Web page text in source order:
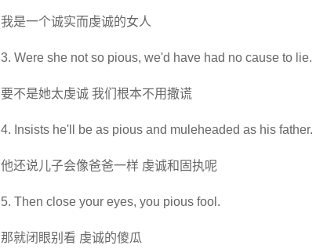
我是一个诚实而虔诚的女人
3. Were she not so pious, we'd have had no cause to lie.
要不是她太虔诚 我们根本不用撒谎
4. Insists he'll be as pious and muleheaded as his father.
他还说儿子会像爸爸一样 虔诚和固执呢
5. Then close your eyes, you pious fool.
那就闭眼别看 虔诚的傻瓜